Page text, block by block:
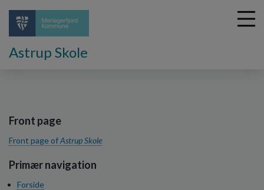
Astrup Skole
Front page
Front page ofAstrup Skole
Primær navigation
Forside